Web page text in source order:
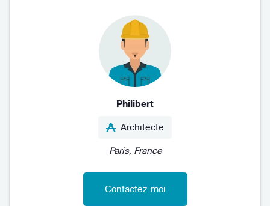
Philibert
Architecte
Paris, France
Contactez-moi